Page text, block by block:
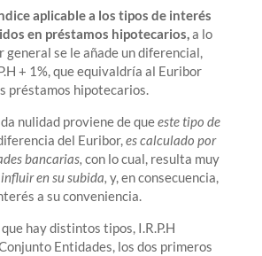
aplicable a los tipos de interés
en préstamos hipotecarios,a lo
general se le añade un diferencial,
+ 1%, que equivaldría al Euribor
préstamos hipotecarios.
nulidad proviene de queeste tipo de
del Euribor,es calculado por
bancarias, con lo cual, resulta muy
en su subida, y, en consecuencia,
a su conveniencia.
hay distintos tipos, I.R.P.H
Entidades, los dos primeros